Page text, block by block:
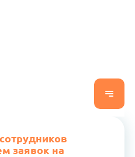
заявок на